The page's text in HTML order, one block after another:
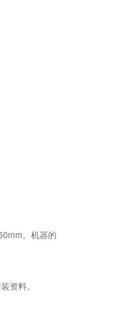
。机器的
资料。